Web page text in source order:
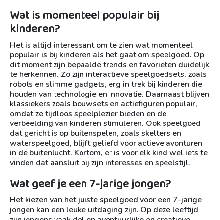
Wat is momenteel populair bij
kinderen?
Het is altijd interessant om te zien wat momenteel
populair is bij kinderen als het gaat om speelgoed. Op
dit moment zijn bepaalde trends en favorieten duidelijk
te herkennen. Zo zijn interactieve speelgoedsets, zoals
robots en slimme gadgets, erg in trek bij kinderen die
houden van technologie en innovatie. Daarnaast blijven
klassiekers zoals bouwsets en actiefiguren populair,
omdat ze tijdloos speelplezier bieden en de
verbeelding van kinderen stimuleren. Ook speelgoed
dat gericht is op buitenspelen, zoals skelters en
waterspeelgoed, blijft geliefd voor actieve avonturen
in de buitenlucht. Kortom, er is voor elk kind wel iets te
vinden dat aansluit bij zijn interesses en speelstijl.
Wat geef je een 7-jarige jongen?
Het kiezen van het juiste speelgoed voor een 7-jarige
jongen kan een leuke uitdaging zijn. Op deze leeftijd